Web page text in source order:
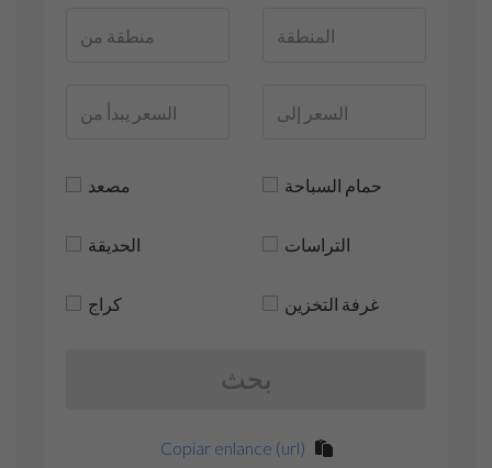
مصعد حمام السباحة
الحديقة التراسات
كراج غرفة التخزين
بحث
Copiar enlance (url)